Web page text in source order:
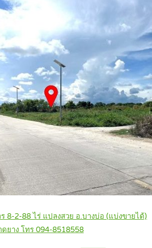
8-2-88 ไร่ แปลงสวย อ.บางบ่อ (แบ่งขายได้)
ยาง โทร 094-8518558